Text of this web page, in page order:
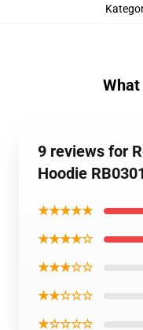
9 reviews for
Hoodie RB0301
★★★★★
★★★★☆
★★★☆☆
★★☆☆☆
★☆☆☆☆